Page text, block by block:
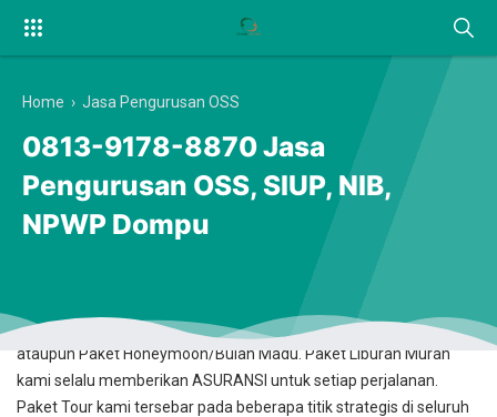
Anda Ingin Berwisata? Dan Mencari Transaksi Booking Online yang
100% Aman dan Terpercaya? Kami Solusinya. Kami menawarkan
Paket Wisata Murah Jogja, Karimunjawa, Bromo, Bali, Lombok,
ataupun Paket Honeymoon/Bulan Madu. Paket Liburan Murah
kami selalu memberikan ASURANSI untuk setiap perjalanan.
Paket Tour kami tersebar pada beberapa titik strategis di seluruh
Home › Jasa Pengurusan OSS
0813-9178-8870 Jasa
Pengurusan OSS, SIUP, NIB,
NPWP Dompu